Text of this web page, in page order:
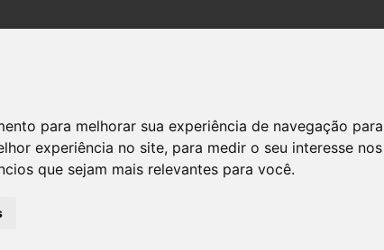
para melhorar sua experiência de navegação
experiência no site, para medir o seu interesse
que sejam mais relevantes para você.
ADESIVO SENSITIVE
7492652